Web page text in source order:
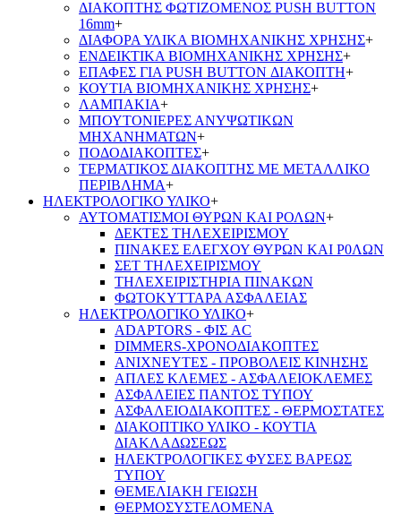
ΔΙΑΚΟΠΤΗΣ ΦΩΤΙΖΟΜΕΝΟΣ PUSH BUTTON
16mm+
ΔΙΑΦΟΡΑ ΥΛΙΚΑ ΒΙΟΜΗΧΑΝΙΚΗΣ ΧΡΗΣΗΣ+
ΕΝΔΕΙΚΤΙΚΑ ΒΙΟΜΗΧΑΝΙΚΗΣ ΧΡΗΣΗΣ+
ΕΠΑΦΕΣ ΓΙΑ PUSH BUTTON ΔΙΑΚΟΠΤΗ+
ΚΟΥΤΙΑ ΒΙΟΜΗΧΑΝΙΚΗΣ ΧΡΗΣΗΣ+
ΛΑΜΠΑΚΙΑ+
ΜΠΟΥΤΟΝΙΕΡΕΣ ΑΝΥΨΩΤΙΚΩΝ
ΜΗΧΑΝΗΜΑΤΩΝ+
ΠΟΔΟΔΙΑΚΟΠΤΕΣ+
ΤΕΡΜΑΤΙΚΟΣ ΔΙΑΚΟΠΤΗΣ ΜΕ ΜΕΤΑΛΛΙΚΟ
ΠΕΡΙΒΛΗΜΑ+
ΗΛΕΚΤΡΟΛΟΓΙΚΟ ΥΛΙΚΟ+
ΑΥΤΟΜΑΤΙΣΜΟΙ ΘΥΡΩΝ ΚΑΙ ΡΟΛΩΝ+
ΔΕΚΤΕΣ ΤΗΛΕΧΕΙΡΙΣΜΟΥ
ΠΙΝΑΚΕΣ ΕΛΕΓΧΟΥ ΘΥΡΩΝ ΚΑΙ Ρ0ΛΩΝ
ΣΕΤ ΤΗΛΕΧΕΙΡΙΣΜΟΥ
ΤΗΛΕΧΕΙΡΙΣΤΗΡΙΑ ΠΙΝΑΚΩΝ
ΦΩΤΟΚΥΤΤΑΡΑ ΑΣΦΑΛΕΙΑΣ
ΗΛΕΚΤΡΟΛΟΓΙΚΟ ΥΛΙΚΟ+
ADAPTORS - ΦΙΣ AC
DIMMERS-ΧΡΟΝΟΔΙΑΚΟΠΤΕΣ
ΑΝΙΧΝΕΥΤΕΣ - ΠΡΟΒΟΛΕΙΣ ΚΙΝΗΣΗΣ
ΑΠΛΕΣ ΚΛΕΜΕΣ - ΑΣΦΑΛΕΙΟΚΛΕΜΕΣ
ΑΣΦΑΛΕΙΕΣ ΠΑΝΤΟΣ ΤΥΠΟΥ
ΑΣΦΑΛΕΙΟΔΙΑΚΟΠΤΕΣ - ΘΕΡΜΟΣΤΑΤΕΣ
ΔΙΑΚΟΠΤΙΚΟ ΥΛΙΚΟ - ΚΟΥΤΙΑ
ΔΙΑΚΛΑΔΩΣΕΩΣ
ΗΛΕΚΤΡΟΛΟΓΙΚΕΣ ΦΥΣΕΣ ΒΑΡΕΩΣ
ΤΥΠΟΥ
ΘΕΜΕΛΙΑΚΗ ΓΕΙΩΣΗ
ΘΕΡΜΟΣΥΣΤΕΛΟΜΕΝΑ